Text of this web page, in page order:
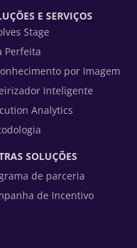
E SERVIÇOS
Stage
Perfeita
por Imagem
Inteligente
Analytics
SOLUÇÕES
de parceria
de Incentivo